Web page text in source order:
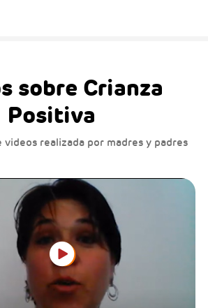
sobre Crianza
Positiva
videos realizada por madres y padres